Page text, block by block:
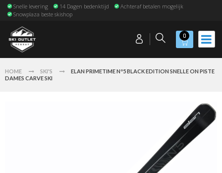
Snelle levering 14 Dagen bedenktijd
Achteraf betalen mogelijk
Snowplaza beste skishop
0
HOME SKI'S
ELAN PRIMETIME Nº5 BLACK EDITION SNELLE ON PISTE
DAMES CARVE SKI